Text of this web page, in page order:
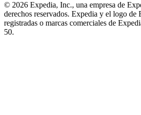
© 2026 Expedia, Inc., una empresa de
derechos reservados. Expedia y el logo de
registradas o marcas comerciales de
50.